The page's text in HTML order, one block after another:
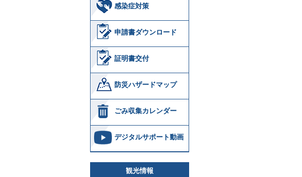
感染症対策
申請書ダウンロード
証明書交付
防災ハザードマップ
ごみ収集カレンダー
デジタルサポート動画
観光情報